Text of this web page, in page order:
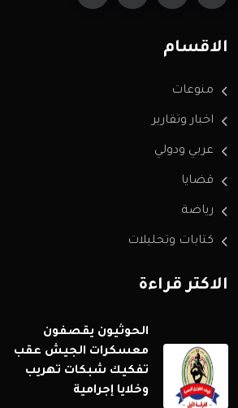
الاقسام
منوعات
اخبار وتقارير
عربي ودولي
قضايا
رياضة
كتابات وتحليلات
الاكثر قراءة
الحوثيون يقصفون
معسكرات الجيش عقب
تفكيك شبكات تهريب
وخلايا إجرامية